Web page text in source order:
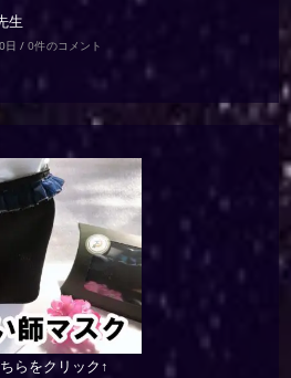
生
日 / 0件のコメント
らをクリック↑